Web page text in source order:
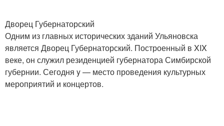
Дворец Губернаторский
Одним из главных исторических зданий Ульяновска
является Дворец Губернаторский. Построенный в XIX
веке, он служил резиденцией губернатора Симбирской
губернии. Сегодня y — место проведения культурных
мероприятий и концертов.